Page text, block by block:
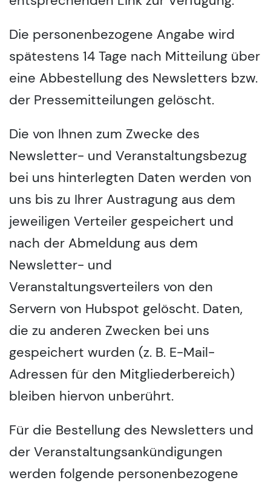
Die personenbezogene Angabe wird
spätestens 14 Tage nach Mitteilung über
eine Abbestellung des Newsletters bzw.
der Pressemitteilungen gelöscht.
Die von Ihnen zum Zwecke des
Newsletter- und Veranstaltungsbezug
bei uns hinterlegten Daten werden von
uns bis zu Ihrer Austragung aus dem
jeweiligen Verteiler gespeichert und
nach der Abmeldung aus dem
Newsletter- und
Veranstaltungsverteilers von den
Servern von Hubspot gelöscht. Daten,
die zu anderen Zwecken bei uns
gespeichert wurden (z. B. E-Mail-
Adressen für den Mitgliederbereich)
bleiben hiervon unberührt.
Für die Bestellung des Newsletters und
der Veranstaltungsankündigungen
werden folgende personenbezogene